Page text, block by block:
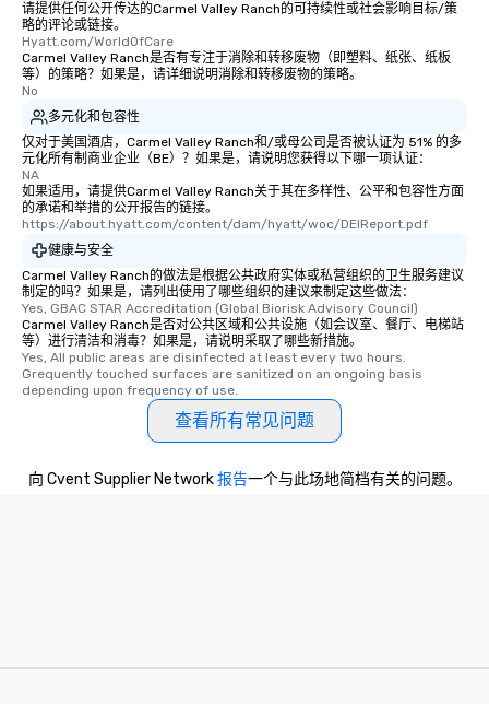
请提供任何公开传达的Carmel Valley Ranch的可持续性或社会影响目标/策
略的评论或链接。
Hyatt.com/WorldOfCare
Carmel Valley Ranch是否有专注于消除和转移废物（即塑料、纸张、纸板
等）的策略？如果是，请详细说明消除和转移废物的策略。
No
多元化和包容性
仅对于美国酒店，Carmel Valley Ranch和/或母公司是否被认证为 51% 的多
元化所有制商业企业（BE）？如果是，请说明您获得以下哪一项认证：
NA
如果适用，请提供Carmel Valley Ranch关于其在多样性、公平和包容性方面
的承诺和举措的公开报告的链接。
https://about.hyatt.com/content/dam/hyatt/woc/DEIReport.pdf
健康与安全
Carmel Valley Ranch的做法是根据公共政府实体或私营组织的卫生服务建议
制定的吗？如果是，请列出使用了哪些组织的建议来制定这些做法：
Yes, GBAC STAR Accreditation (Global Biorisk Advisory Council)
Carmel Valley Ranch是否对公共区域和公共设施（如会议室、餐厅、电梯站
等）进行清洁和消毒？如果是，请说明采取了哪些新措施。
Yes, All public areas are disinfected at least every two hours.
Grequently touched surfaces are sanitized on an ongoing basis
depending upon frequency of use.
查看所有常见问题
向 Cvent Supplier Network报告一个与此场地简档有关的问题。